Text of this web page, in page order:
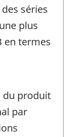
séries
plus
en termes
du produit
par